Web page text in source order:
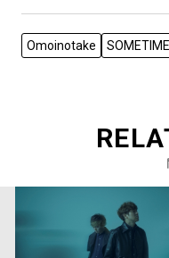
Omoinotake